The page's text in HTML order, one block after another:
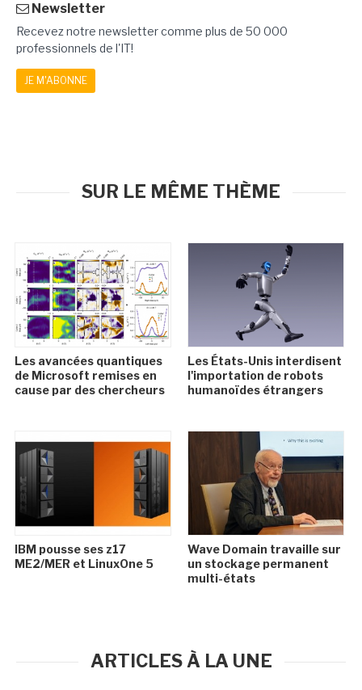
Newsletter
Recevez notre newsletter comme plus de 50 000
professionnels de l'IT!
JE M'ABONNE
SUR LE MÊME THÈME
Les avancées quantiques
de Microsoft remises en
cause par des chercheurs
Les États-Unis interdisent
l'importation de robots
humanoïdes étrangers
IBM pousse ses z17
ME2/MER et LinuxOne 5
Wave Domain travaille sur
un stockage permanent
multi-états
ARTICLES À LA UNE